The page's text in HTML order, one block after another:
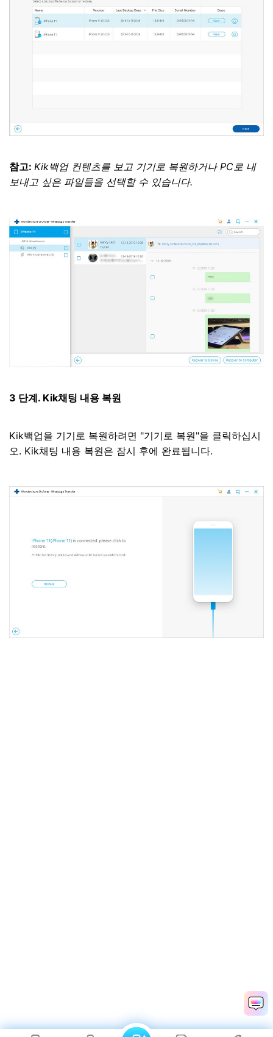
참고: Kik백업 컨텐츠를 보고 기기로 복원하거나 PC로 내
보내고 싶은 파일들을 선택할 수 있습니다.
3 단계. Kik채팅 내용 복원
Kik백업을 기기로 복원하려면 "기기로 복원"을 클릭하십시
오. Kik채팅 내용 복원은 잠시 후에 완료됩니다.